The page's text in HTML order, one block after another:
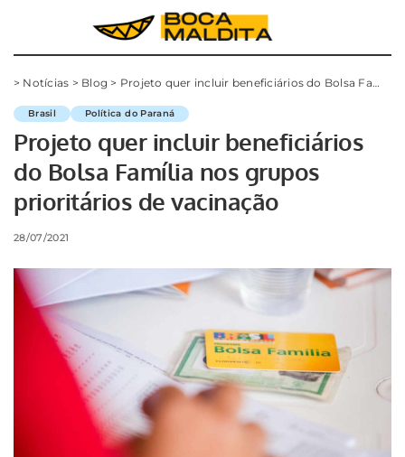
> Notícias > Blog > Projeto quer incluir beneficiários do Bolsa Família nos grupos prioritários de vacinação
Brasil Política do Paraná
Projeto quer incluir beneficiários
do Bolsa Família nos grupos
prioritários de vacinação
28/07/2021